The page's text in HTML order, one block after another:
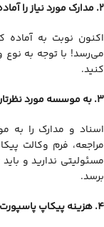
2. مدارک مورد نیاز را آماده کنید:
اکنون نوبت به آماده
می‌رسد! با توجه به نوع
کنید.
3. به موسسه مورد نظرتان مراجعه کنید:
اسناد و مدارک را به
مراجعه، فرم وکالت
مسئولیتی ندارید و
برسد.
4. هزینه پیکاپ پاسپورت کانادا: